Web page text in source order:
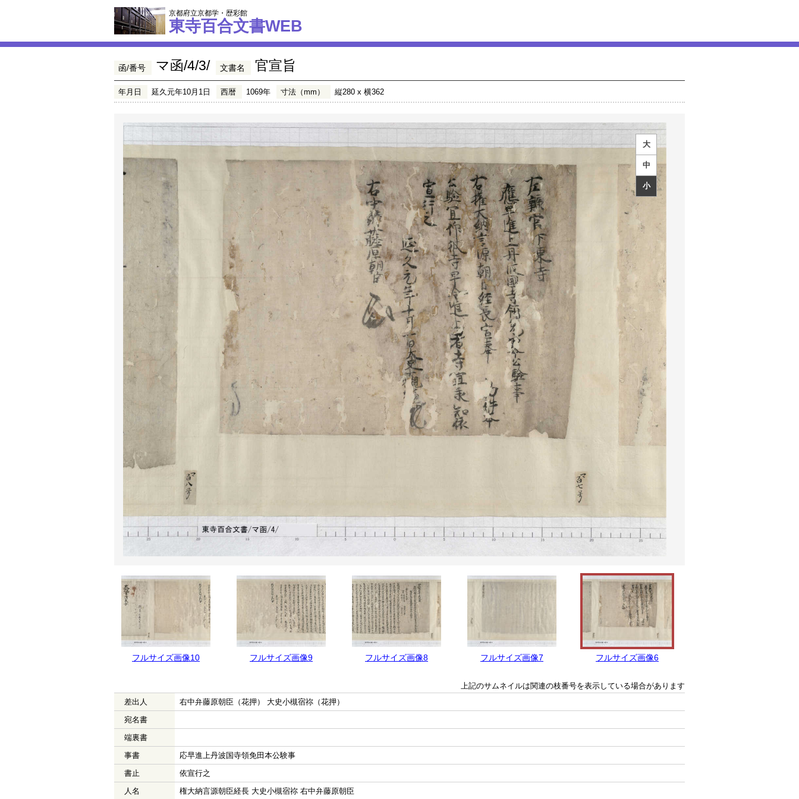
京都府立京都学・歴彩館
東寺百合文書WEB
函/番号 マ函/4/3/ 文書名 官宣旨
年月日 延久元年10月1日 西暦 1069年 寸法（mm） 縦280 x 横362
大
中
小
フルサイズ画像10 フルサイズ画像9 フルサイズ画像8 フルサイズ画像7 フルサイズ画像6
上記のサムネイルは関連の枝番号を表示している場合があります
差出人
右中弁藤原朝臣（花押） 大史小槻宿祢（花押）
宛名書
端裏書
事書
応早進上丹波国寺領免田本公験事
書止
依宣行之
人名
権大納言源朝臣経長 大史小槻宿祢 右中弁藤原朝臣